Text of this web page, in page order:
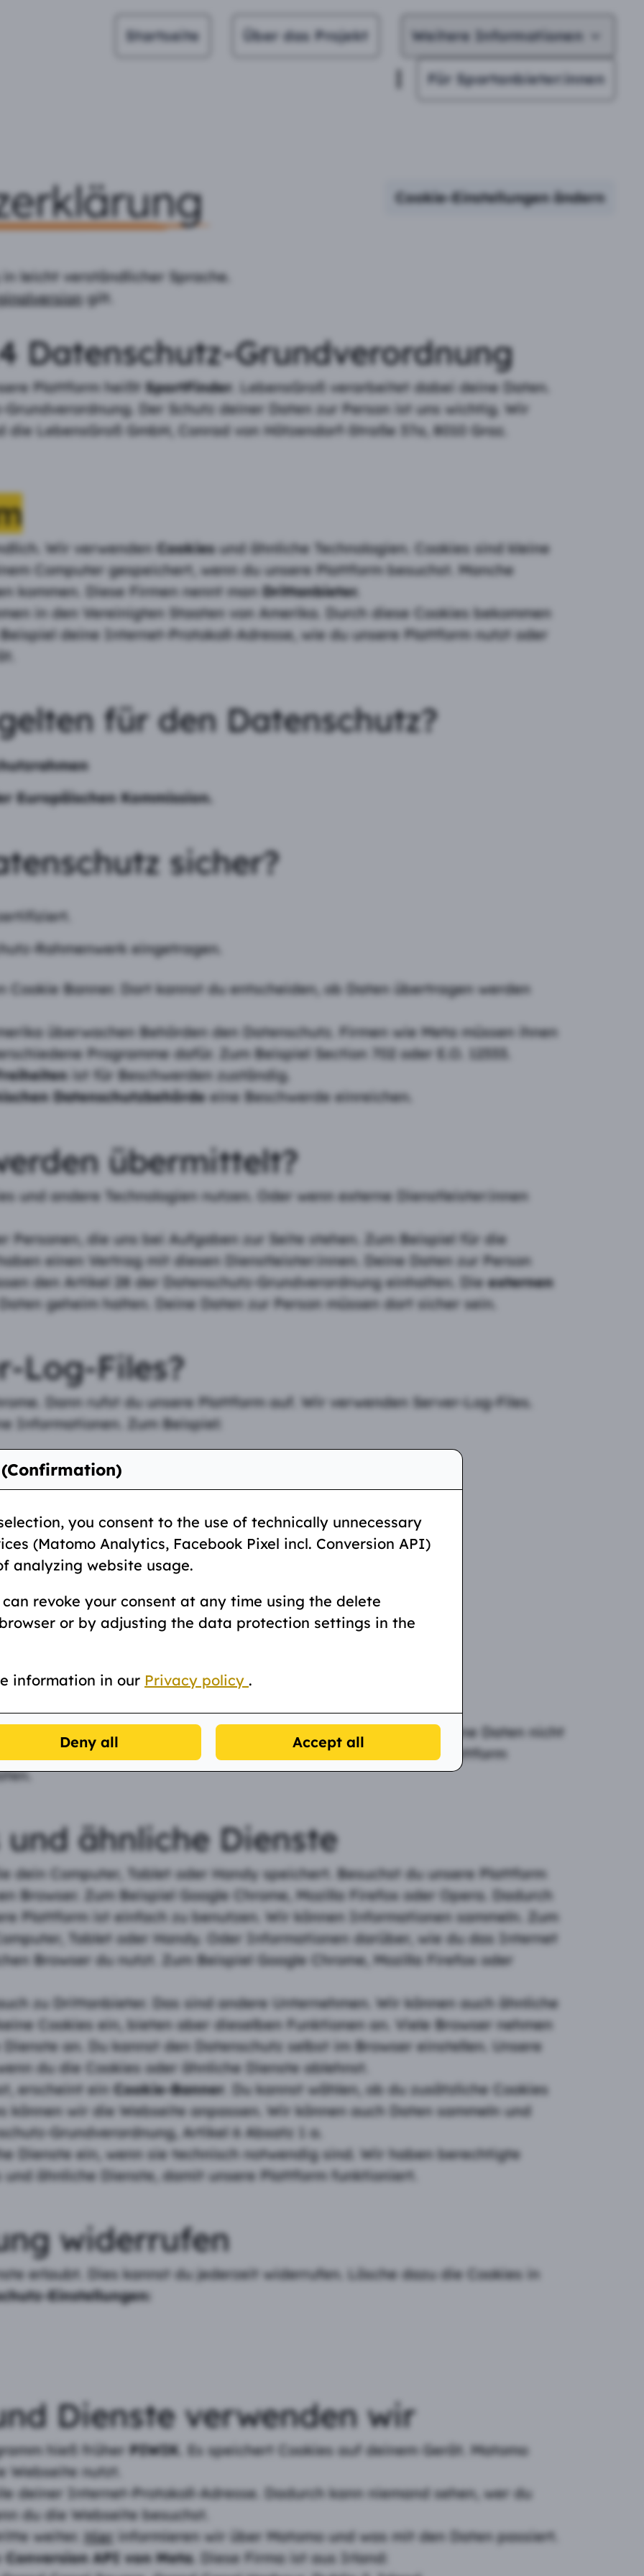
Startseite Über das Projekt Weitere Informationen
Für Sportanbieter:innen
Cookie-Einstellungen ändern
leicht verständlicher Sprache.
gilt.
Datenschutz-Grundverordnung
Plattform heißtSportFinder . LebensGroß verarbeitet dabei deine Daten.
Der Schutz deiner Daten zur Person ist uns wichtig. Wir
LebensGroß GmbH, Conrad von Hötzendorf-Straße 37a, 8010 Graz.
Wir verwendenCookiesund ähnliche Technologien. Cookies sind kleine
Computer gespeichert, wenn du unsere Plattform besuchst. Manche
kommen. Diese Firmen nennt manDrittanbieter.
in den Vereinigten Staaten von Amerika. Durch diese Cookies bekommen
deine Internet-Protokoll-Adresse, wie du unsere Plattform nutzt oder
für den Datenschutz?
Europäischen Kommission.
sicher?
Rahmenwerk eingetragen.
Banner. Dort kannst du entscheiden, ob Daten übertragen werden
überwachen Behörden den Datenschutz. Firmen wie Meta müssen ihnen
Programme dafür. Zum Beispiel Section 702 oder E.O. 12333.
ist für Beschwerden zuständig.
Datenschutzbehördeeine Beschwerde einreichen.
übermittelt?
und andere Technologien nutzen. Oder wenn externe Dienstleister:innen
Personen, die uns bei Aufgaben zur Seite stehen. Zum Beispiel für die
einen Vertrag mit diesen Dienstleister:innen. Deine Daten zur Person
den Artikel 28 der Datenschutz-Grundverordnung einhalten. Dieexternen
geheim halten. Deine Daten zur Person müssen dort sicher sein.
Log-Files?
Dann rufst du unsere Plattform auf. Wir verwenden Server-Log-Files.
Informationen. Zum Beispiel:
Mozilla Firefox oder Opera?
Handy oder Computer?
zur aktuellen Internetseite gekommen?
unsere Webseite ansonsten nicht funktioniert. Wir führen deine Daten nicht
zusammen. Wenn Du gegen die Bestimmungen unserer Plattform
ähnliche Dienste
dein Computer, Tablet oder Handy speichert. Besuchst du unsere Plattform
Browser. Zum Beispiel Google Chrome, Mozilla Firefox oder Opera. Dadurch
Plattform ist einfach zu benutzen. Wir können Informationen sammeln. Zum
Tablet oder Handy. Oder Informationen darüber, wie du das Internet
Browser du nutzt. Zum Beispiel Google Chrome, Mozilla Firefox oder
zu Drittanbieter. Das sind andere Unternehmen. Wir können auch ähnliche
Cookies ein, bieten aber dieselben Funktionen an. Viele Browser nehmen
an. Du kannst den Datenschutz selbst im Browser einstellen. Unsere
du die Cookies oder ähnliche Dienste ablehnst.
erscheint einCookie-Banner . Du kannst wählen, ob du zusätzliche Cookies
können wir die Webseite anpassen. Wir können auch Daten sammeln und
Grundverordnung, Artikel 6 Absatz 1 a.
Dienste ein, wenn sie technisch notwendig sind. Wir haben berechtigte
ähnliche Dienste, damit unsere Plattform funktioniert.
widerrufen
erlaubt. Dies kannst du jederzeit widerrufen. Lösche dazu die Cookies in
Einstellungen:
Dienste verwenden wir
hieß früherPIWIK . Es speichert Cookies auf deinem Gerät. Matomo
Webseite nutzt.
deiner Internet-Protokoll-Adresse. Dadurch kann niemand sehen, wer du
du die Webseite besuchst.
weiter. Hier informieren wir über Matomo und was mit den Daten passiert.
Conversion API von Meta. Diese Firma ist aus Irland:
you consent to the use of technically unnecessary
(Matomo Analytics, Facebook Pixel incl. Conversion API)
analyzing website usage.
can revoke your consent at any time using the delete
or by adjusting the data protection settings in the
information in our Privacy policy .
Deny all Accept all